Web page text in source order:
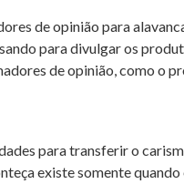
de opinião para
para divulgar os
de opinião, como o
para transferir o
existe somente